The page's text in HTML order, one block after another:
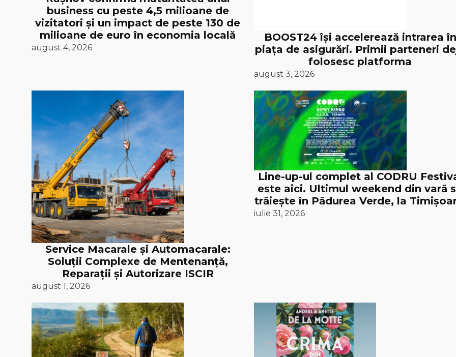
business cu peste 4,5 milioane de
vizitatori și un impact de peste 130 de
milioane de euro în economia locală
august 4, 2026
BOOST24 își accelerează intrarea în
piața de asigurări. Primii parteneri
folosesc platforma
august 3, 2026
Service Macarale și Automacarale:
Soluții Complexe de Mentenanță,
Reparații și Autorizare ISCIR
august 1, 2026
Line-up-ul complet al CODRU
este aici. Ultimul weekend din vară
trăiește în Pădurea Verde, la
iulie 31, 2026